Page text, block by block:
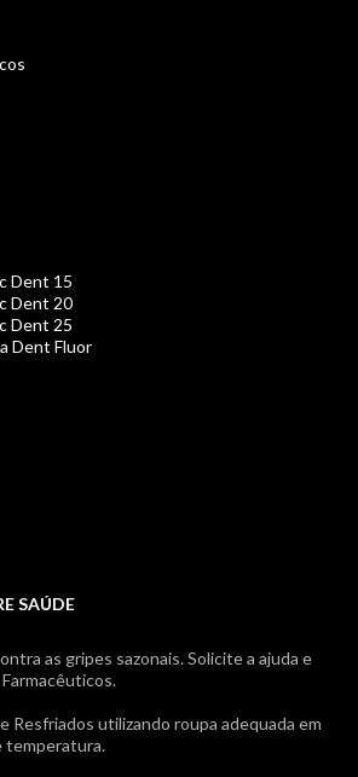
Dent 15
Dent 20
Dent 25
Dent Fluor
SAÚDE
as gripes sazonais. Solicite a ajuda e
Resfriados utilizando roupa adequada em
temperatura.